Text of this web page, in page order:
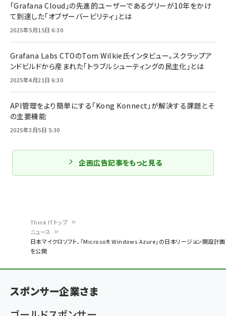
く
ず
Think ITトップ
ニュース
日本マイクロソフト、「Microsoft Windows Azure」の日本リージョン開設計画
を公開
「Grafana Cloud」の先進的ユーザーであるグリーが10年をかけ
て到達した「オブザーバービリティ」とは
2025年5月15日 6:30
Grafana Labs CTOのTom Wilkie氏インタビュー。スクラップア
ンドビルドから産まれた「トラブルシューティングの民主化」とは
2025年4月21日 6:30
API管理をより簡単にする「Kong Konnect」が解決する課題とそ
の主要機能
2025年3月5日 5:30
企画広告記事をもっと見る
スポンサー企業さま